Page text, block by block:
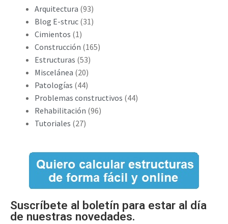
Arquitectura (93)
Blog E-struc (31)
Cimientos (1)
Construcción (165)
Estructuras (53)
Miscelánea (20)
Patologías (44)
Problemas constructivos (44)
Rehabilitación (96)
Tutoriales (27)
Suscríbete al boletín para estar al día
de nuestras novedades.